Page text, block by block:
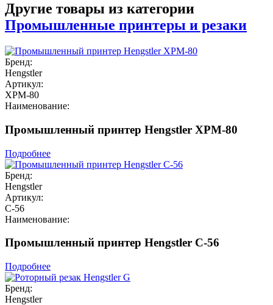
Другие товары из категории
Промышленные принтеры и резаки
Бренд:
Hengstler
Артикул:
XPM-80
Наименование:
Промышленный принтер Hengstler XPM-80
Подробнее
Бренд:
Hengstler
Артикул:
C-56
Наименование:
Промышленный принтер Hengstler C-56
Подробнее
Бренд:
Hengstler